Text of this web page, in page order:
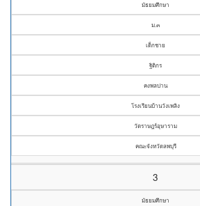
มัธยมศึกษา
ม.๓
เด็กชาย
ฐิติกร
คงพลปาน
โรงเรียนบ้านวังเพลิง
วัดราษฎร์อุษาราม
คณะจังหวัดลพบุรี
3
มัธยมศึกษา